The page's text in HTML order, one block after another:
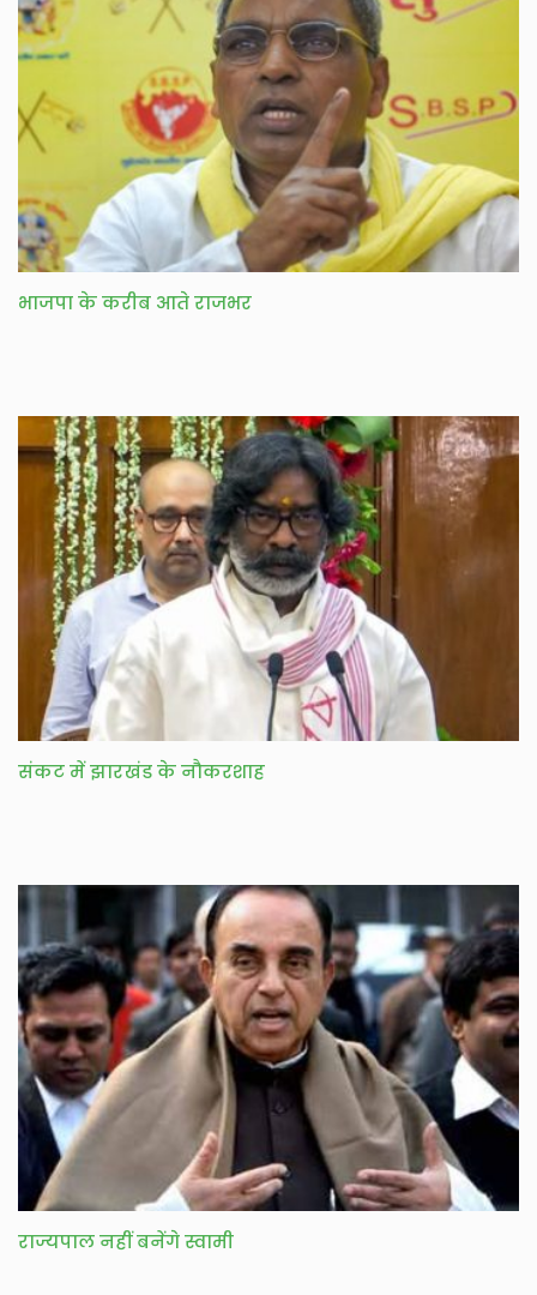
भाजपा के करीब आते राजभर
संकट में झारखंड के नौकरशाह
राज्यपाल नहीं बनेंगे स्वामी